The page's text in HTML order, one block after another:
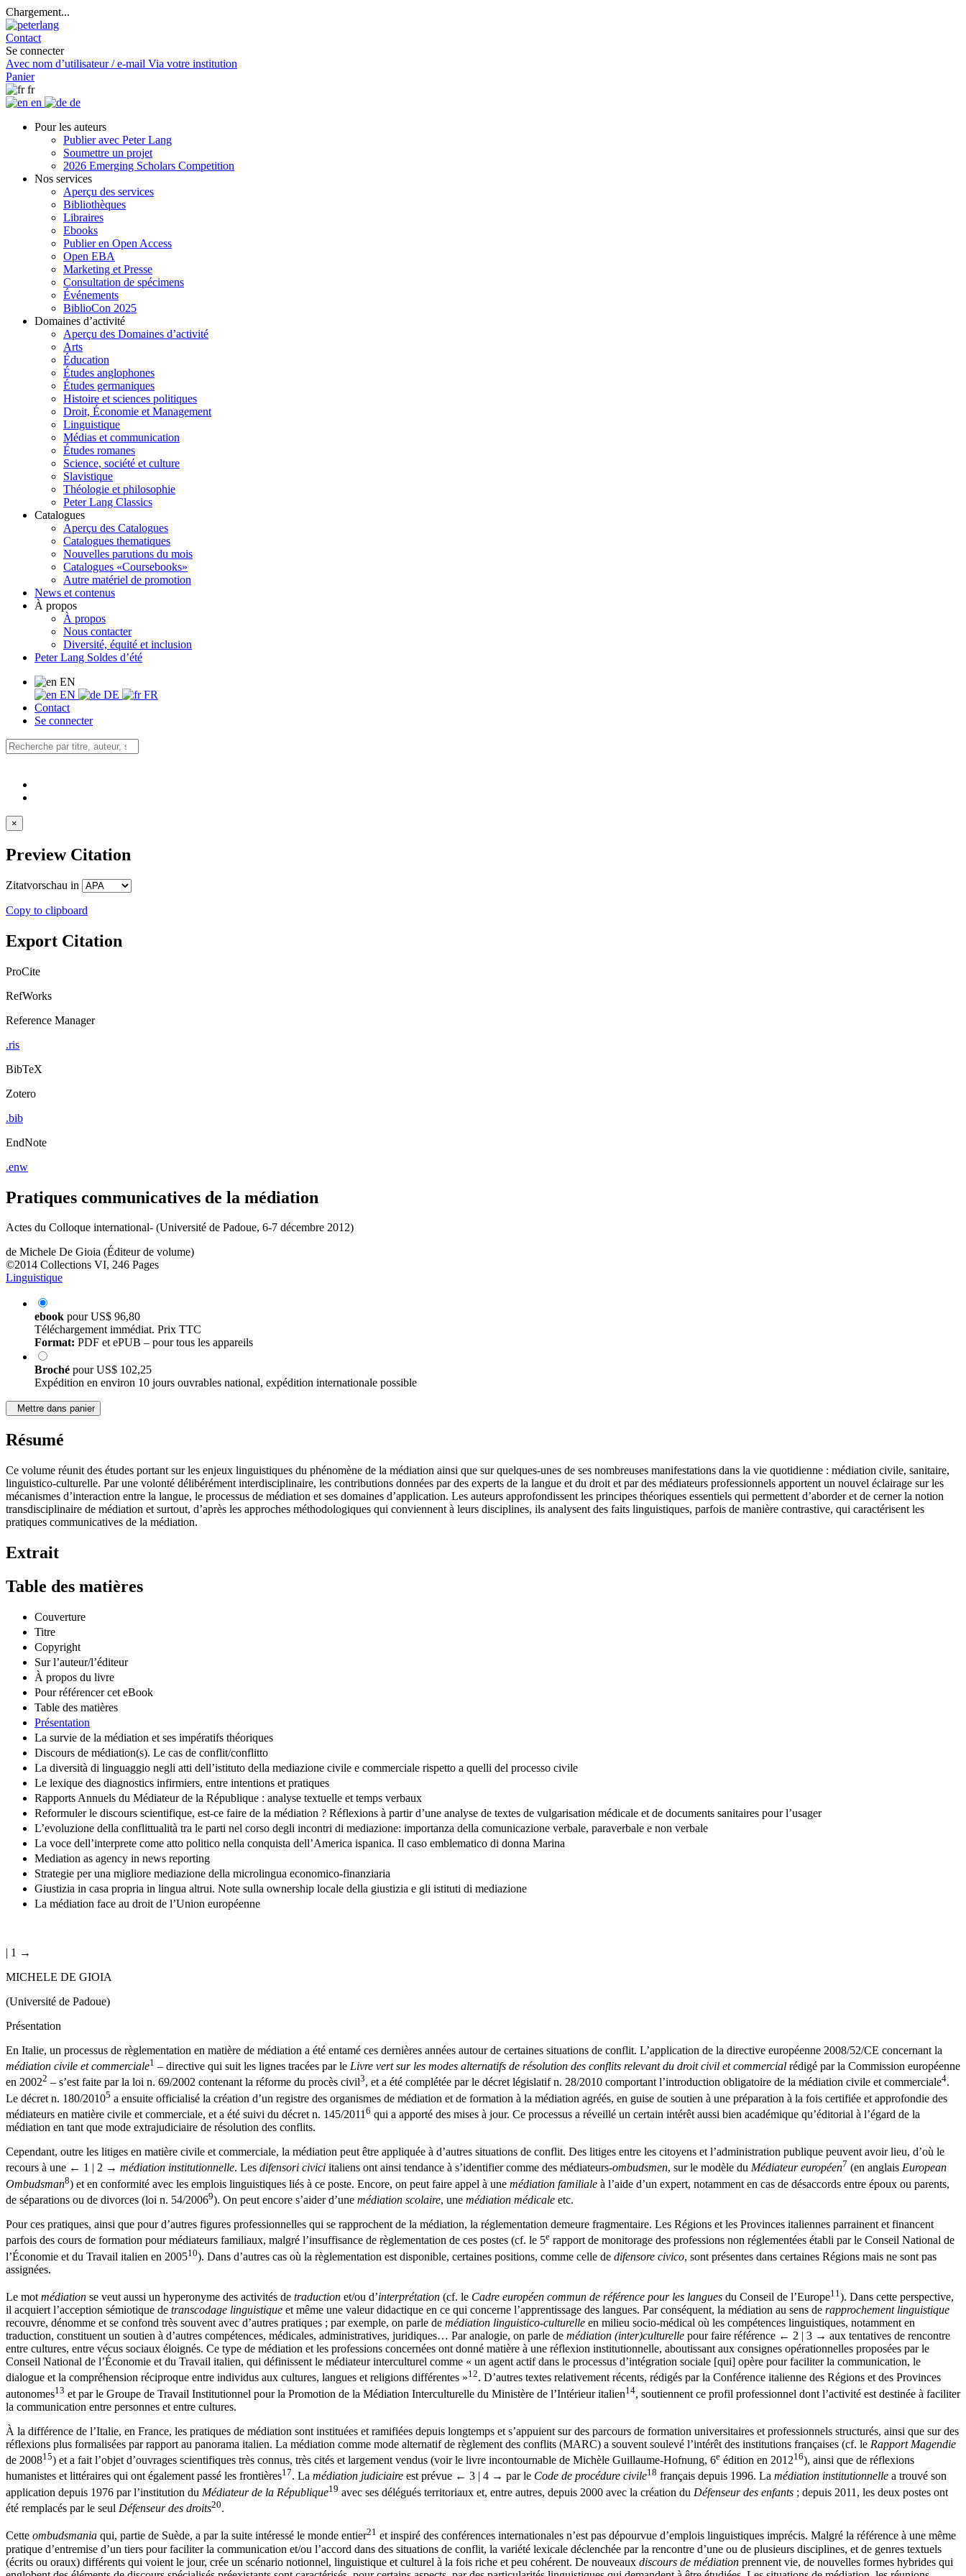
Chargement...
Contact
Se connecter
Avec nom d’utilisateur / e-mail Via votre institution
Panier
fr
en
de
Pour les auteurs
Publier avec Peter Lang
Soumettre un projet
2026 Emerging Scholars Competition
Nos services
Aperçu des services
Bibliothèques
Libraires
Ebooks
Publier en Open Access
Open EBA
Marketing et Presse
Consultation de spécimens
Événements
BiblioCon 2025
Domaines d’activité
Aperçu des Domaines d’activité
Arts
Éducation
Études anglophones
Études germaniques
Histoire et sciences politiques
Droit, Économie et Management
Linguistique
Médias et communication
Études romanes
Science, société et culture
Slavistique
Théologie et philosophie
Peter Lang Classics
Catalogues
Aperçu des Catalogues
Catalogues thematiques
Nouvelles parutions du mois
Catalogues «Coursebooks»
Autre matériel de promotion
News et contenus
À propos
À propos
Nous contacter
Diversité, équité et inclusion
Peter Lang Soldes d’été
EN
EN
DE
FR
Contact
Se connecter
×
Preview Citation
Zitatvorschau in
Copy to clipboard
Export Citation
ProCite
RefWorks
Reference Manager
.ris
BibTeX
Zotero
.bib
EndNote
.enw
Pratiques communicatives de la médiation
Actes du Colloque international- (Université de Padoue, 6-7 décembre 2012)
de Michele De Gioia (Éditeur de volume)
©2014 Collections VI, 246 Pages
Linguistique
ebook pourUS$ 96,80
Téléchargement immédiat. Prix TTC
Format: PDF et ePUB – pour tous les appareils
Broché pourUS$ 102,25
Expédition en environ 10 jours ouvrables national, expédition internationale possible
Mettre dans panier
Résumé
Ce volume réunit des études portant sur les enjeux linguistiques du phénomène de la médiation ainsi que sur quelques-unes de ses nombreuses manifestations dans la vie quotidienne : médiation civile, sanitaire,
linguistico-culturelle. Par une volonté délibérément interdisciplinaire, les contributions données par des experts de la langue et du droit et par des médiateurs professionnels apportent un nouvel éclairage sur les
mécanismes d’interaction entre la langue, le processus de médiation et ses domaines d’application. Les auteurs approfondissent les principes théoriques essentiels qui permettent d’aborder et de cerner la notion
transdisciplinaire de médiation et surtout, d’après les approches méthodologiques qui conviennent à leurs disciplines, ils analysent des faits linguistiques, parfois de manière contrastive, qui caractérisent les
pratiques communicatives de la médiation.
Extrait
Table des matières
Couverture
Titre
Copyright
Sur l’auteur/l’éditeur
À propos du livre
Pour référencer cet eBook
Table des matières
Présentation
La survie de la médiation et ses impératifs théoriques
Discours de médiation(s). Le cas de conflit/conflitto
La diversità di linguaggio negli atti dell’istituto della mediazione civile e commerciale rispetto a quelli del processo civile
Le lexique des diagnostics infirmiers, entre intentions et pratiques
Rapports Annuels du Médiateur de la République : analyse textuelle et temps verbaux
Reformuler le discours scientifique, est-ce faire de la médiation ? Réflexions à partir d’une analyse de textes de vulgarisation médicale et de documents sanitaires pour l’usager
L’evoluzione della conflittualità tra le parti nel corso degli incontri di mediazione: importanza della comunicazione verbale, paraverbale e non verbale
La voce dell’interprete come atto politico nella conquista dell’America ispanica. Il caso emblematico di donna Marina
Mediation as agency in news reporting
Strategie per una migliore mediazione della microlingua economico-finanziaria
Giustizia in casa propria in lingua altrui. Note sulla ownership locale della giustizia e gli istituti di mediazione
La médiation face au droit de l’Union européenne
| 1 →
MICHELE DE GIOIA
(Université de Padoue)
Présentation
En Italie, un processus de règlementation en matière de médiation a été entamé ces dernières années autour de certaines situations de conflit. L’application de la directive européenne 2008/52/CE concernant la
médiation civile et commerciale1 – directive qui suit les lignes tracées par le Livre vert sur les modes alternatifs de résolution des conflits relevant du droit civil et commercial rédigé par la Commission européenne
en 20022 – s’est faite par la loi n. 69/2002 contenant la réforme du procès civil3, et a été complétée par le décret législatif n. 28/2010 comportant l’introduction obligatoire de la médiation civile et commerciale4.
Le décret n. 180/20105 a ensuite officialisé la création d’un registre des organismes de médiation et de formation à la médiation agréés, en guise de soutien à une préparation à la fois certifiée et approfondie des
médiateurs en matière civile et commerciale, et a été suivi du décret n. 145/2011 6 qui a apporté des mises à jour. Ce processus a réveillé un certain intérêt aussi bien académique qu’éditorial à l’égard de la
médiation en tant que mode extrajudiciaire de résolution des conflits.
Cependant, outre les litiges en matière civile et commerciale, la médiation peut être appliquée à d’autres situations de conflit. Des litiges entre les citoyens et l’administration publique peuvent avoir lieu, d’où le
recours à une ← 1 | 2 → médiation institutionnelle. Les difensori civici italiens ont ainsi tendance à s’identifier comme des médiateurs-ombudsmen, sur le modèle du Médiateur européen7 (en anglais European
Ombudsman8) et en conformité avec les emplois linguistiques liés à ce poste. Encore, on peut faire appel à une médiation familiale à l’aide d’un expert, notamment en cas de désaccords entre époux ou parents,
de séparations ou de divorces (loi n. 54/20069). On peut encore s’aider d’une médiation scolaire, une médiation médicale etc.
Pour ces pratiques, ainsi que pour d’autres figures professionnelles qui se rapprochent de la médiation, la réglementation demeure fragmentaire. Les Régions et les Provinces italiennes parrainent et financent
parfois des cours de formation pour médiateurs familiaux, malgré l’insuffisance de règlementation de ces postes (cf. le 5e rapport de monitorage des professions non réglementées établi par le Conseil National de
l’Économie et du Travail italien en 200510). Dans d’autres cas où la règlementation est disponible, certaines positions, comme celle de difensore civico, sont présentes dans certaines Régions mais ne sont pas
assignées.
Le mot médiation se veut aussi un hyperonyme des activités de traduction et/ou d’interprétation (cf. le Cadre européen commun de référence pour les langues du Conseil de l’Europe11 ). Dans cette perspective,
il acquiert l’acception sémiotique de transcodage linguistique et même une valeur didactique en ce qui concerne l’apprentissage des langues. Par conséquent, la médiation au sens de rapprochement linguistique
recouvre, dénomme et se confond très souvent avec d’autres pratiques ; par exemple, on parle de médiation linguistico-culturelle en milieu socio-médical où les compétences linguistiques, notamment en
traduction, constituent un soutien à d’autres compétences, médicales, administratives, juridiques… Par analogie, on parle de médiation (inter)culturelle pour faire référence ← 2 | 3 → aux tentatives de rencontre
entre cultures, entre vécus sociaux éloignés. Ce type de médiation et les professions concernées ont donné matière à une réflexion institutionnelle, aboutissant aux consignes opérationnelles proposées par le
Conseil National de l’Économie et du Travail italien, qui définissent le médiateur interculturel comme « un agent actif dans le processus d’intégration sociale [qui] opère pour faciliter la communication, le
dialogue et la compréhension réciproque entre individus aux cultures, langues et religions différentes »12. D’autres textes relativement récents, rédigés par la Conférence italienne des Régions et des Provinces
autonomes13 et par le Groupe de Travail Institutionnel pour la Promotion de la Médiation Interculturelle du Ministère de l’Intérieur italien14, soutiennent ce profil professionnel dont l’activité est destinée à faciliter
la communication entre personnes et entre cultures.
À la différence de l’Italie, en France, les pratiques de médiation sont instituées et ramifiées depuis longtemps et s’appuient sur des parcours de formation universitaires et professionnels structurés, ainsi que sur des
réflexions plus formalisées par rapport au panorama italien. La médiation comme mode alternatif de règlement des conflits (MARC) a souvent soulevé l’intérêt des institutions françaises (cf. le Rapport Magendie
de 200815) et a fait l’objet d’ouvrages scientifiques très connus, très cités et largement vendus (voir le livre incontournable de Michèle Guillaume-Hofnung, 6e édition en 201216), ainsi que de réflexions
humanistes et littéraires qui ont également passé les frontières17. La médiation judiciaire est prévue ← 3 | 4 → par le Code de procédure civile18 français depuis 1996. La médiation institutionnelle a trouvé son
application depuis 1976 par l’institution du Médiateur de la République19 avec ses délégués territoriaux et, entre autres, depuis 2000 avec la création du Défenseur des enfants ; depuis 2011, les deux postes ont
été remplacés par le seul Défenseur des droits20.
Cette ombudsmania qui, partie de Suède, a par la suite intéressé le monde entier21 et inspiré des conférences internationales n’est pas dépourvue d’emplois linguistiques imprécis. Malgré la référence à une même
pratique d’entremise d’un tiers pour faciliter la communication et/ou l’accord dans des situations de conflit, la variété lexicale déclenchée par la rencontre d’une ou de plusieurs disciplines, et de genres textuels
(écrits ou oraux) différents qui voient le jour, crée un scénario notionnel, linguistique et culturel à la fois riche et peu cohérent. De nouveaux discours de médiation prennent vie, de nouvelles formes hybrides qui